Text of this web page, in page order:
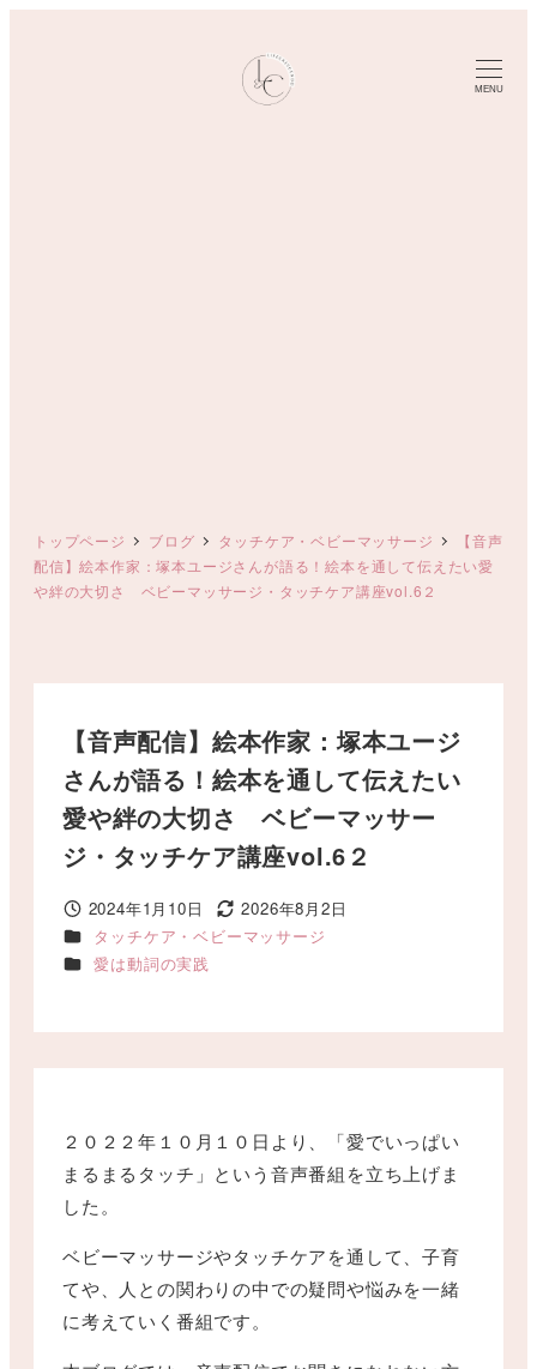
MENU
トップページ ブログ タッチケア・ベビーマッサージ
【音声
配信】絵本作家：塚本ユージさんが語る！絵本を通して伝えたい愛
や絆の大切さ ベビーマッサージ・タッチケア講座vol.6２
【音声配信】絵本作家：塚本ユージ
さんが語る！絵本を通して伝えたい
愛や絆の大切さ ベビーマッサー
ジ・タッチケア講座vol.6２
投稿日
2024年1月10日
更新日
2026年8月2日
カテゴリー
タッチケア・ベビーマッサージ
カテゴリー
愛は動詞の実践
２０２２年１０月１０日より、「愛でいっぱい
まるまるタッチ」という音声番組を立ち上げま
した。
ベビーマッサージやタッチケアを通して、子育
てや、人との関わりの中での疑問や悩みを一緒
に考えていく番組です。